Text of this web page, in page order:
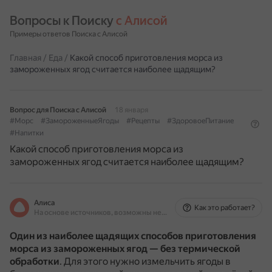
Вопросы к Поиску с Алисой
Примеры ответов Поиска с Алисой
Главная / Еда / Какой способ приготовления морса из
замороженных ягод считается наиболее щадящим?
Вопрос для Поиска с Алисой
18 января
#Морс
#ЗамороженныеЯгоды #Рецепты
#ЗдоровоеПитание
#Напитки
Какой способ приготовления морса из
замороженных ягод считается наиболее щадящим?
Алиса
На основе источников, возможны неточности
Как это работает?
Один из наиболее щадящих способов приготовления
морса из замороженных ягод — без термической
обработки. Для этого нужно измельчить ягоды в